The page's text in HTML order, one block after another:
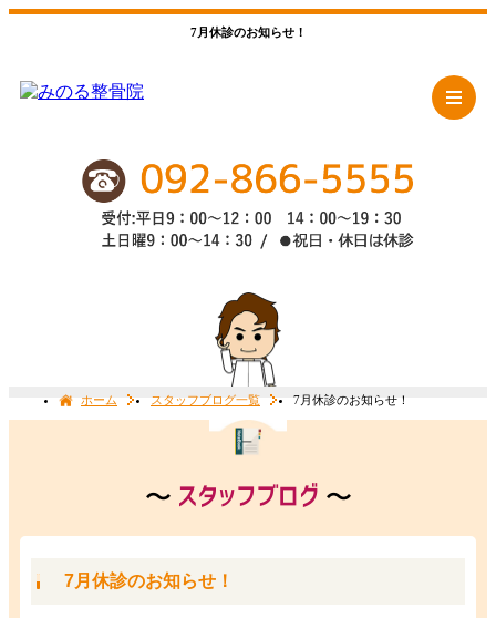
7月休診のお知らせ！
ホーム スタッフブログ一覧 7月休診のお知らせ！
7月休診のお知らせ！